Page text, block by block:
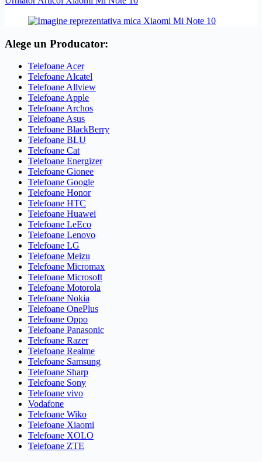
Alege un Producator:
Telefoane Acer
Telefoane Alcatel
Telefoane Allview
Telefoane Apple
Telefoane Archos
Telefoane Asus
Telefoane BlackBerry
Telefoane BLU
Telefoane Cat
Telefoane Energizer
Telefoane Gionee
Telefoane Google
Telefoane Honor
Telefoane HTC
Telefoane Huawei
Telefoane LeEco
Telefoane Lenovo
Telefoane LG
Telefoane Meizu
Telefoane Micromax
Telefoane Microsoft
Telefoane Motorola
Telefoane Nokia
Telefoane OnePlus
Telefoane Oppo
Telefoane Panasonic
Telefoane Razer
Telefoane Realme
Telefoane Samsung
Telefoane Sharp
Telefoane Sony
Telefoane vivo
Vodafone
Telefoane Wiko
Telefoane Xiaomi
Telefoane XOLO
Telefoane ZTE